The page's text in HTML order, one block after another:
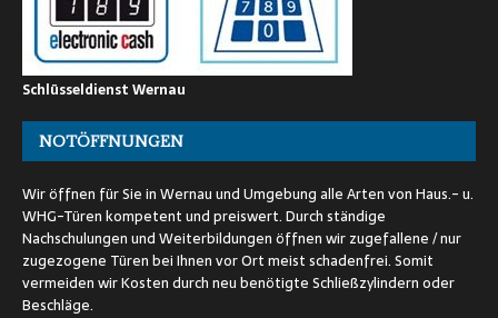
Schlüsseldienst Wernau
NOTÖFFNUNGEN
Wir öffnen für Sie in Wernau und Umgebung alle Arten von Haus.- u.
WHG-Türen kompetent und preiswert. Durch ständige
Nachschulungen und Weiterbildungen öffnen wir zugefallene / nur
zugezogene Türen bei Ihnen vor Ort meist schadenfrei. Somit
vermeiden wir Kosten durch neu benötigte Schließzylindern oder
Beschläge.